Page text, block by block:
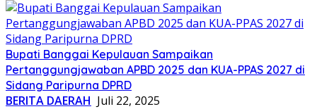
Bupati Banggai Kepulauan Sampaikan
Pertanggungjawaban APBD 2025 dan KUA-PPAS 2027 di
Sidang Paripurna DPRD
BERITA DAERAH Juli 22, 2025